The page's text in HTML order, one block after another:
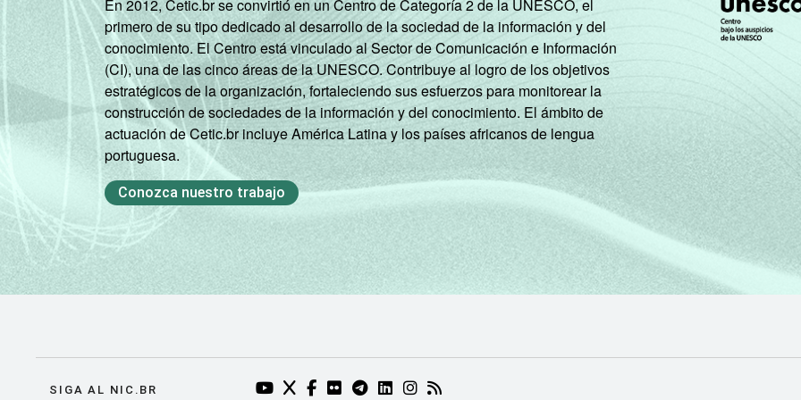
En 2012, Cetic.br se convirtió en un Centro de Categoría 2 de la UNESCO, el
primero de su tipo dedicado al desarrollo de la sociedad de la información y del
conocimiento. El Centro está vinculado al Sector de Comunicación e Información
(CI), una de las cinco áreas de la UNESCO. Contribuye al logro de los objetivos
estratégicos de la organización, fortaleciendo sus esfuerzos para monitorear la
construcción de sociedades de la información y del conocimiento. El ámbito de
actuación de Cetic.br incluye América Latina y los países africanos de lengua
portuguesa.
Conozca nuestro trabajo
SIGA AL NIC.BR YOUTUBE DO NIC.BR (ABRE EM NOVA ABA)
TWITTER DO NIC.BR (ABRE EM NOVA ABA)
FACEBOOK DO NIC.BR (ABRE EM NOVA ABA)
FLICKR DO NIC.BR (ABRE EM NOVA ABA)
TELEGRAM DO NIC.BR (ABRE EM NOVA ABA)
LINKEDIN DO NIC.BR (ABRE EM NOVA ABA)
INSTAGRAM DO NIC.BR (ABRE EM NOVA ABA)
RSS DO NIC.BR (ABRE EM NOVA ABA)